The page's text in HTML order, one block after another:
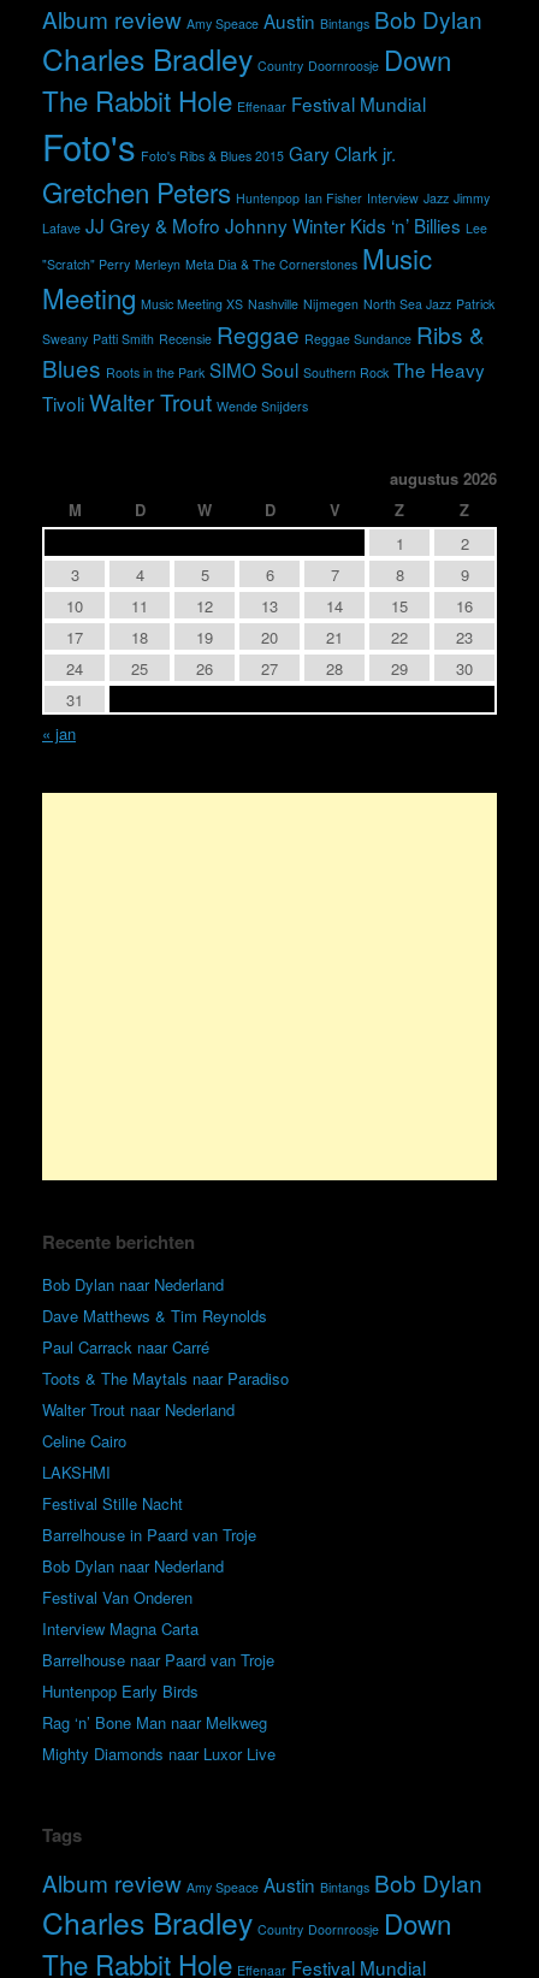
Album review Amy Speace Austin Bintangs Bob Dylan
Charles Bradley Country Doornroosje Down
The Rabbit Hole Effenaar Festival Mundial
Foto's Foto's Ribs & Blues 2015 Gary Clark jr.
Gretchen Peters Huntenpop Ian Fisher Interview Jazz Jimmy
Lafave JJ Grey & Mofro Johnny Winter Kids ‘n’ Billies Lee
"Scratch" Perry Merleyn Meta Dia & The Cornerstones Music
Meeting Music Meeting XS Nashville Nijmegen North Sea Jazz Patrick
Sweany Patti Smith Recensie Reggae Reggae Sundance Ribs &
Blues Roots in the Park SIMOSoul Southern Rock The Heavy
TivoliWalter Trout Wende Snijders
augustus 2026
M
D W D V Z
Z
1
2
3
4 5 6 7 8
9
10
11 12 13 14 15
16
17
18 19 20 21 22
23
24
25 26 27 28 29
30
31
« jan
Recente berichten
Bob Dylan naar Nederland
Dave Matthews & Tim Reynolds
Paul Carrack naar Carré
Toots & The Maytals naar Paradiso
Walter Trout naar Nederland
Celine Cairo
LAKSHMI
Festival Stille Nacht
Barrelhouse in Paard van Troje
Bob Dylan naar Nederland
Festival Van Onderen
Interview Magna Carta
Barrelhouse naar Paard van Troje
Huntenpop Early Birds
Rag ‘n’ Bone Man naar Melkweg
Mighty Diamonds naar Luxor Live
Tags
Album review Amy Speace Austin Bintangs Bob Dylan
Charles Bradley Country Doornroosje Down
The Rabbit Hole Effenaar Festival Mundial